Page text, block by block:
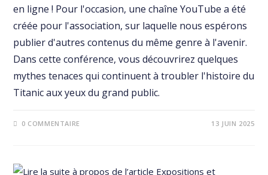
en ligne ! Pour l'occasion, une chaîne YouTube a été
créée pour l'association, sur laquelle nous espérons
publier d'autres contenus du même genre à l'avenir.
Dans cette conférence, vous découvrirez quelques
mythes tenaces qui continuent à troubler l'histoire du
Titanic aux yeux du grand public.
0 COMMENTAIRE 13 JUIN 2025